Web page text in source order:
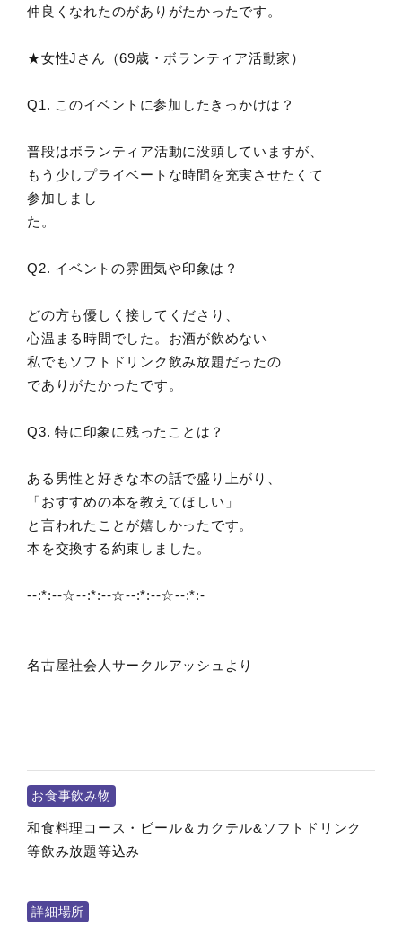
仲良くなれたのがありがたかったです。
★女性Jさん（69歳・ボランティア活動家）
Q1. このイベントに参加したきっかけは？
普段はボランティア活動に没頭していますが、
もう少しプライベートな時間を充実させたくて
参加しまし
た。
Q2. イベントの雰囲気や印象は？
どの方も優しく接してくださり、
心温まる時間でした。お酒が飲めない
私でもソフトドリンク飲み放題だったの
でありがたかったです。
Q3. 特に印象に残ったことは？
ある男性と好きな本の話で盛り上がり、
「おすすめの本を教えてほしい」
と言われたことが嬉しかったです。
本を交換する約束しました。
--:*:--☆--:*:--☆--:*:--☆--:*:-
名古屋社会人サークルアッシュより
お食事飲み物
和食料理コース・ビール＆カクテル&ソフトドリンク
等飲み放題等込み
詳細場所